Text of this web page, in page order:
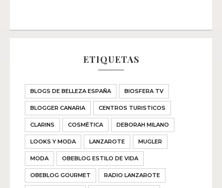
ETIQUETAS
BLOGS DE BELLEZA ESPAÑA BIOSFERA TV
BLOGGER CANARIA CENTROS TURISTICOS
CLARINS COSMÉTICA DEBORAH MILANO
LOOKS Y MODA LANZAROTE MUGLER
MODA OBEBLOG ESTILO DE VIDA
OBEBLOG GOURMET RADIO LANZAROTE